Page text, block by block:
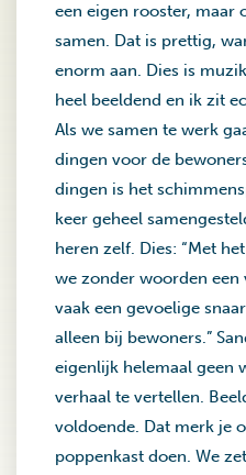
een eigen rooster, maar
samen. Dat is prettig,
enorm aan. Dies is
heel beeldend en ik zit
Als we samen te werk
dingen voor de
dingen is het
keer geheel
heren zelf. Dies: “Met
we zonder woorden
vaak een gevoelige
alleen bij bewoners.”
eigenlijk helemaal geen
verhaal te vertellen.
voldoende. Dat merk je
poppenkast doen. We